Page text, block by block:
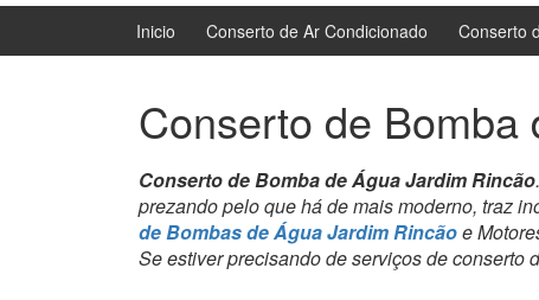
Inicio Conserto de Ar Condicionado Conserto
Conserto de Bomba
Conserto de Bomba de Água Jardim Rincão
prezando pelo que há de mais moderno, traz
de Bombas de Água Jardim Rincãoe
Se estiver precisando de serviços de conserto